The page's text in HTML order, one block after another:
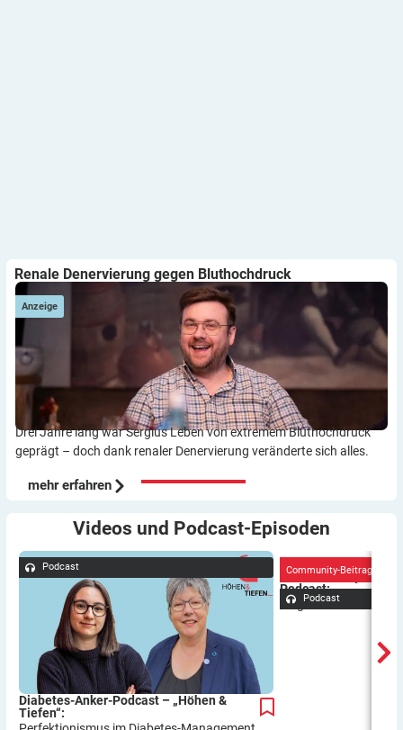
Renale Denervierung gegen Bluthochdruck
Anzeige
Drei Jahre lang war Sergius Leben von extremem Bluthochdruck
geprägt – doch dank renaler Denervierung veränderte sich alles.
mehr erfahren
Videos und Podcast-Episoden
Podcast
Diabetes-Anker-Podcast – „Höhen &
Tiefen“:
Community-Beitrag
Podcast
We are Family – der
Podcast:
Folge 8 mit Britta